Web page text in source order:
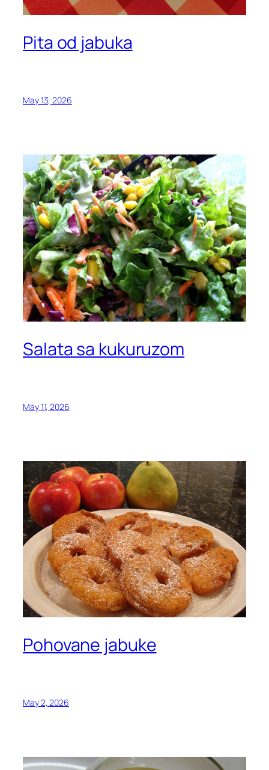
Pita od jabuka
May 13, 2026
Salata sa kukuruzom
May 11, 2026
Pohovane jabuke
May 2, 2026